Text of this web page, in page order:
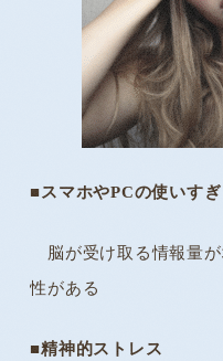
■スマホやPCの使いすぎ
脳が受け取る情報量
性がある
■精神的ストレス